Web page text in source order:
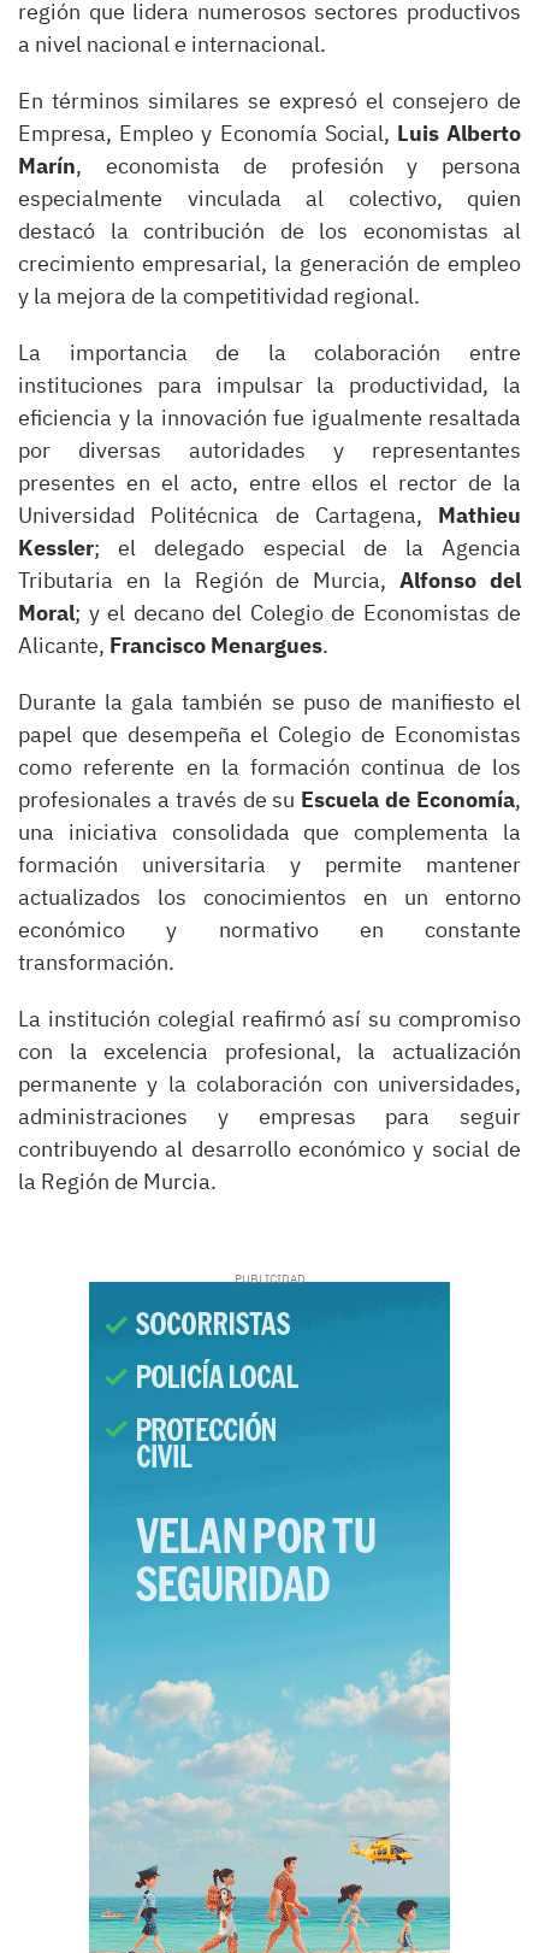
región que lidera numerosos sectores productivos
a nivel nacional e internacional.
En términos similares se expresó el consejero de
Empresa, Empleo y Economía Social, Luis Alberto
Marín, economista de profesión y persona
especialmente vinculada al colectivo, quien
destacó la contribución de los economistas al
crecimiento empresarial, la generación de empleo
y la mejora de la competitividad regional.
La importancia de la colaboración entre
instituciones para impulsar la productividad, la
eficiencia y la innovación fue igualmente resaltada
por diversas autoridades y representantes
presentes en el acto, entre ellos el rector de la
Universidad Politécnica de Cartagena, Mathieu
Kessler; el delegado especial de la Agencia
Tributaria en la Región de Murcia,Alfonso del
Moral; y el decano del Colegio de Economistas de
Alicante, Francisco Menargues.
Durante la gala también se puso de manifiesto el
papel que desempeña el Colegio de Economistas
como referente en la formación continua de los
profesionales a través de su Escuela de Economía,
una iniciativa consolidada que complementa la
formación universitaria y permite mantener
actualizados los conocimientos en un entorno
económico y normativo en constante
transformación.
La institución colegial reafirmó así su compromiso
con la excelencia profesional, la actualización
permanente y la colaboración con universidades,
administraciones y empresas para seguir
contribuyendo al desarrollo económico y social de
la Región de Murcia.